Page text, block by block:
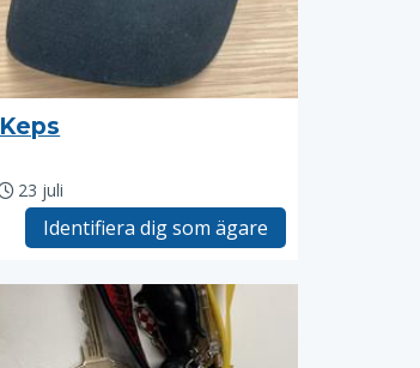
Keps
23 juli
Identifiera dig som ägare